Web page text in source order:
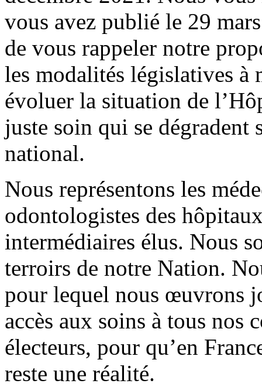
vous avez publié le 29
de vous rappeler notre
les modalités législatives
évoluer la situation de
juste soin qui se dégradent
national.
Nous représentons les
odontologistes des
intermédiaires élus. Nous
terroirs de notre Nation.
pour lequel nous œuvrons
accès aux soins à tous nos
électeurs, pour qu’en
reste une réalité.